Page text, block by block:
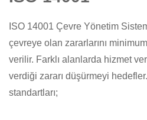
ISO 14001 Çevre Yönetim
çevreye olan zararlarını
verilir. Farklı alanlarda hizmet
verdiği zararı düşürmeyi
standartları;